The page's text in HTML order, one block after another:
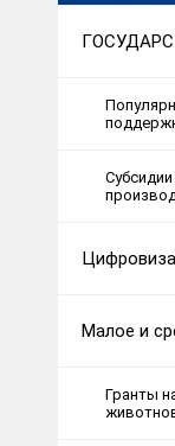
Малое и
Гранты